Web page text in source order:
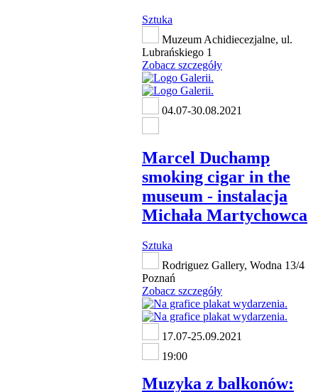
Sztuka
Muzeum Achidiecezjalne, ul.
Lubrańskiego 1
Zobacz szczegóły
04.07-30.08.2021
Marcel Duchamp
smoking cigar in the
museum - instalacja
Michała Martychowca
Sztuka
Rodriguez Gallery, Wodna 13/4
Poznań
Zobacz szczegóły
17.07-25.09.2021
19:00
Muzyka z balkonów: